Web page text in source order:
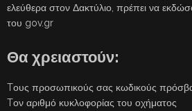
ελεύθερα στον Δακτύλιο, πρέπει να
του gov.gr
Θα χρειαστούν:
Tους προσωπικούς σας κωδικούς
Tον αριθμό κυκλοφορίας του οχήματος